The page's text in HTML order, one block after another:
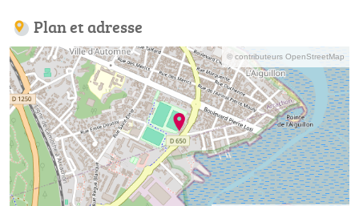
Plan et adresse
© contributeurs OpenStreetMap